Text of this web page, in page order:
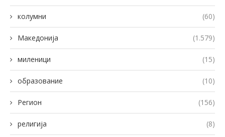
колумни (60)
Македонија (1.579)
миленици (15)
образование (10)
Регион (156)
религија (8)